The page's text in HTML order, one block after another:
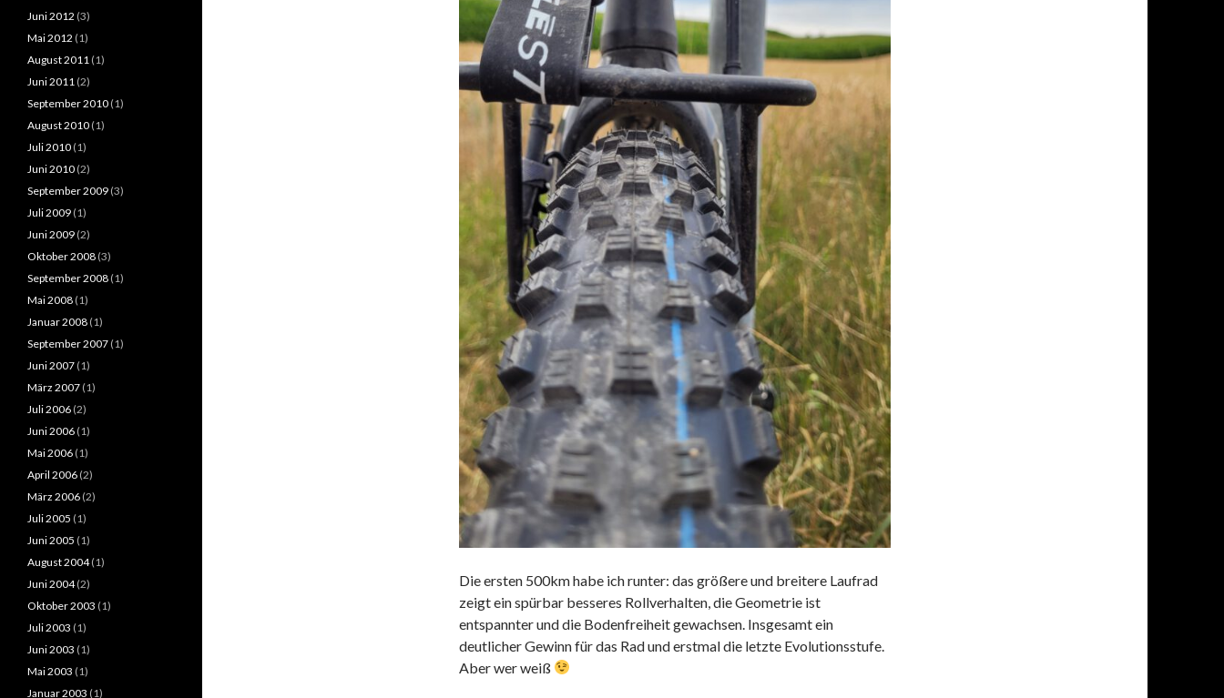
Die ersten 500km habe ich runter: das größere und breitere Laufrad
zeigt ein spürbar besseres Rollverhalten, die Geometrie ist
entspannter und die Bodenfreiheit gewachsen. Insgesamt ein
deutlicher Gewinn für das Rad und erstmal die letzte Evolutionsstufe.
Aber wer weiß
Juni 2012 (3)
Mai 2012 (1)
August 2011 (1)
Juni 2011 (2)
September 2010 (1)
August 2010 (1)
Juli 2010 (1)
Juni 2010 (2)
September 2009 (3)
Juli 2009 (1)
Juni 2009 (2)
Oktober 2008 (3)
September 2008 (1)
Mai 2008 (1)
Januar 2008 (1)
September 2007 (1)
Juni 2007 (1)
März 2007 (1)
Juli 2006 (2)
Juni 2006 (1)
Mai 2006 (1)
April 2006 (2)
März 2006 (2)
Juli 2005 (1)
Juni 2005 (1)
August 2004(1)
Juni 2004(2)
Oktober 2003 (1)
Juli 2003 (1)
Juni 2003 (1)
Mai 2003 (1)
Januar 2003 (1)